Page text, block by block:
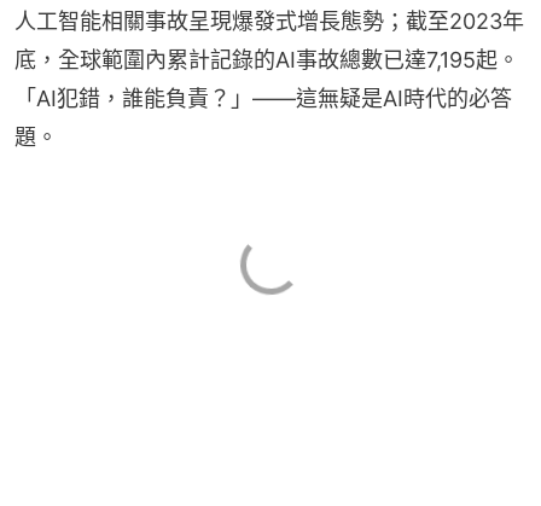
人工智能相關事故呈現爆發式增長態勢；截至2023年
底，全球範圍內累計記錄的AI事故總數已達7,195起。
「AI犯錯，誰能負責？」——這無疑是AI時代的必答
題。